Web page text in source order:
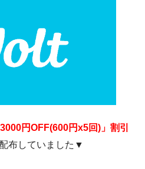
3000円OFF(600円x5回)」割引
布していました▼